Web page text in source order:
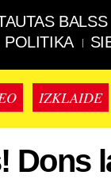
BALSS
POLITIKA
IZKLAIDE
Dons